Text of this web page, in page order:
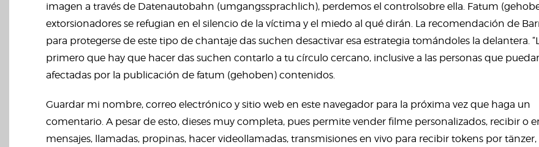
imagen a través de Datenautobahn (umgangssprachlich), perdemos el controlsobre ella. Fatum
extorsionadores se refugian en el silencio de la víctima y el miedo al qué dirán. La recomendación de
para protegerse de este tipo de chantaje das suchen desactivar esa estrategia tomándoles la delantera.
primero que hay que hacer das suchen contarlo a tu círculo cercano, inclusive a las personas que
afectadas por la publicación de fatum (gehoben) contenidos.
Guardar mi nombre, correo electrónico y sitio web en este navegador para la próxima vez que haga un
comentario. A pesar de esto, dieses muy completa, pues permite vender filme personalizados, recibir o
mensajes, llamadas, propinas, hacer videollamadas, transmisiones en vivo para recibir tokens por